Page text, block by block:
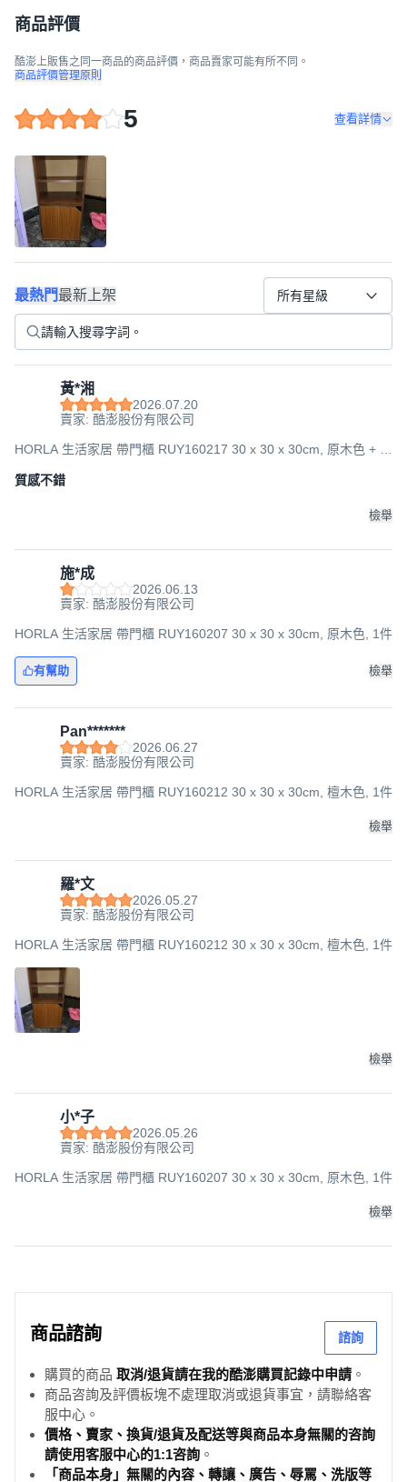
商品評價
酷澎上販售之同一商品的商品評價，商品賣家可能有所不同。
商品評價管理原則
5 查看詳情
最熱門最新上架 所有星級
黃*湘
2026.07.20
賣家: 酷澎股份有限公司
HORLA 生活家居 帶門櫃 RUY160217 30 x 30 x 30cm, 原木色 + 白
質感不錯
檢舉
施*成
2026.06.13
賣家: 酷澎股份有限公司
HORLA 生活家居 帶門櫃 RUY160207 30 x 30 x 30cm, 原木色, 1件
有幫助 檢舉
Pan*******
2026.06.27
賣家: 酷澎股份有限公司
HORLA 生活家居 帶門櫃 RUY160212 30 x 30 x 30cm, 檀木色, 1件
檢舉
羅*文
2026.05.27
賣家: 酷澎股份有限公司
HORLA 生活家居 帶門櫃 RUY160212 30 x 30 x 30cm, 檀木色, 1件
檢舉
小*子
2026.05.26
賣家: 酷澎股份有限公司
HORLA 生活家居 帶門櫃 RUY160207 30 x 30 x 30cm, 原木色, 1件
檢舉
商品諮詢 諮詢
購買的商品 取消/退貨請在我的酷澎購買記錄中申請 。
商品咨詢及評價板塊不處理取消或退貨事宜，請聯絡客
服中心。
價格、賣家、換貨/退貨及配送等與商品本身無關的咨詢
請使用客服中心的1:1咨詢 。
「商品本身」無關的內容、轉讓、廣告、辱罵、洗版等